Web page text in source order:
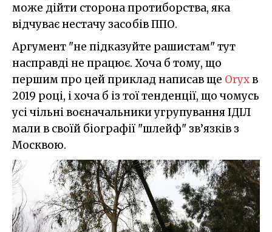
може дійти сторона протиборства, яка
відчуває нестачу засобів ППО.
Аргумент "не підказуйте рашистам" тут
насправді не працює. Хоча б тому, що
першим про цей приклад написав ще Oryxв
2019 році, і хоча б із тої тенденції, що чомусь
усі чільні воєначальники угрупування ІДІЛ
мали в своїй біографії "шлейф" зв’язків з
Москвою.